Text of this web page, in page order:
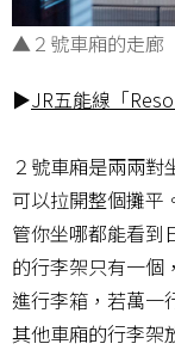
▲２號車廂的走廊
▶JR五能線「
２號車廂是兩兩
可以拉開整個攤平
管你坐哪都能看到
的行李架只有一個
進行李箱，若萬一
其他車廂的行李架